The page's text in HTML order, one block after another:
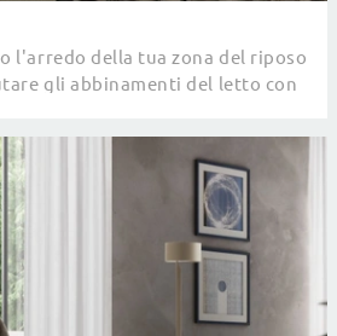
l'arredo della tua zona del riposo
gli abbinamenti del letto con